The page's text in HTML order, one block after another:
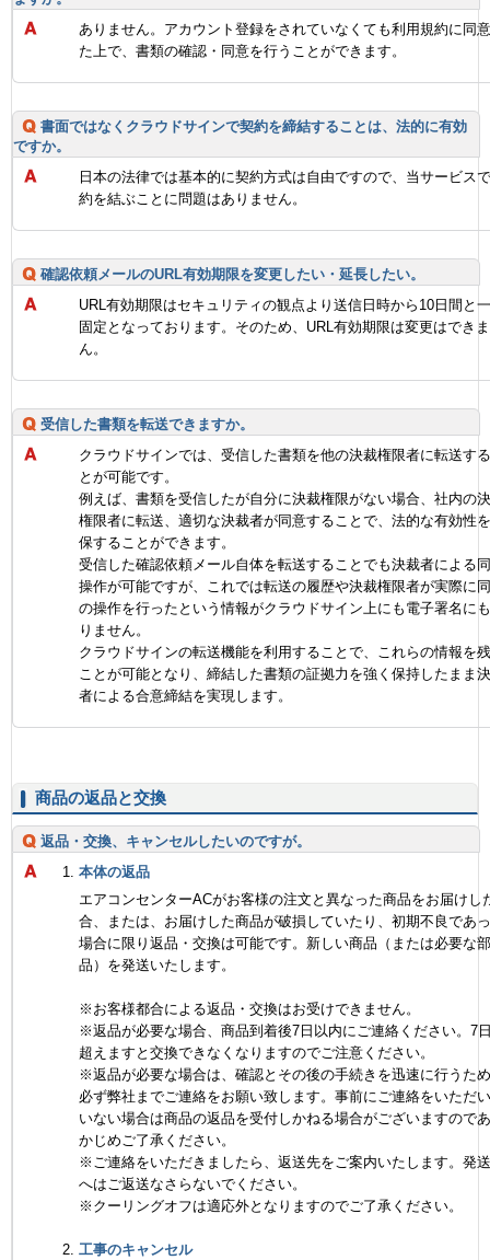
ありません。アカウント登録をされていなくても利用規約に同
た上で、書類の確認・同意を行うことができます。
書面ではなくクラウドサインで契約を締結することは、法的に有効
ですか。
日本の法律では基本的に契約方式は自由ですので、当サービス
約を結ぶことに問題はありません。
確認依頼メールのURL有効期限を変更したい・延長したい。
URL有効期限はセキュリティの観点より送信日時から10日間と
固定となっております。そのため、URL有効期限は変更はでき
ん。
受信した書類を転送できますか。
クラウドサインでは、受信した書類を他の決裁権限者に転送す
とが可能です。
例えば、書類を受信したが自分に決裁権限がない場合、社内の
権限者に転送、適切な決裁者が同意することで、法的な有効性
保することができます。
受信した確認依頼メール自体を転送することでも決裁者による
操作が可能ですが、これでは転送の履歴や決裁権限者が実際に
の操作を行ったという情報がクラウドサイン上にも電子署名に
りません。
クラウドサインの転送機能を利用することで、これらの情報を
ことが可能となり、締結した書類の証拠力を強く保持したまま
者による合意締結を実現します。
商品の返品と交換
返品・交換、キャンセルしたいのですが。
本体の返品
エアコンセンターACがお客様の注文と異なった商品をお届けし
合、または、お届けした商品が破損していたり、初期不良であ
場合に限り返品・交換は可能です。新しい商品（または必要な部
品）を発送いたします。
※お客様都合による返品・交換はお受けできません。
※返品が必要な場合、商品到着後7日以内にご連絡ください。7
超えますと交換できなくなりますのでご注意ください。
※返品が必要な場合は、確認とその後の手続きを迅速に行うた
必ず弊社までご連絡をお願い致します。事前にご連絡をいただ
いない場合は商品の返品を受付しかねる場合がございますので
かじめご了承ください。
※ご連絡をいただきましたら、返送先をご案内いたします。発
へはご返送なさらないでください。
※クーリングオフは適応外となりますのでご了承ください。
工事のキャンセル